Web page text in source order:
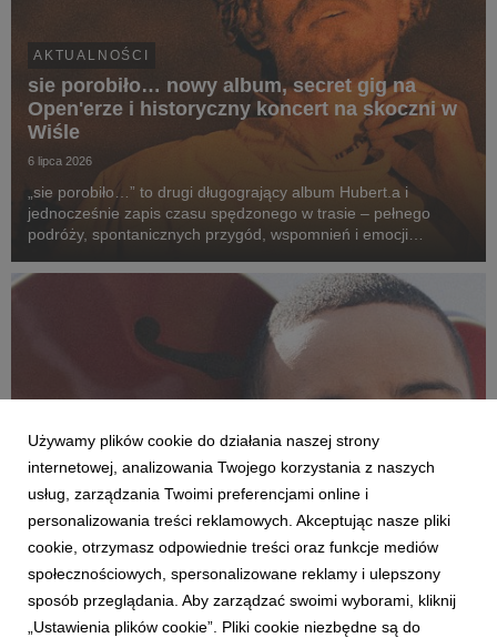
AKTUALNOŚCI
sie porobiło… nowy album, secret gig na
Open'erze i historyczny koncert na skoczni w
Wiśle
6 lipca 2026
„sie porobiło…” to drugi długogrający album Hubert.a i
jednocześnie zapis czasu spędzonego w trasie – pełnego
podróży, spontanicznych przygód, wspomnień i emocji
z kolorowych bloków na największe festiwale w kra...
AKTUALNOŚCI
Daniel Godson odfiltrowuje rzeczywistość
Używamy plików cookie do działania naszej strony
internetowej, analizowania Twojego korzystania z naszych
usług, zarządzania Twoimi preferencjami online i
personalizowania treści reklamowych. Akceptując nasze pliki
cookie, otrzymasz odpowiednie treści oraz funkcje mediów
społecznościowych, spersonalizowane reklamy i ulepszony
sposób przeglądania. Aby zarządzać swoimi wyborami, kliknij
„Ustawienia plików cookie”. Pliki cookie niezbędne są do